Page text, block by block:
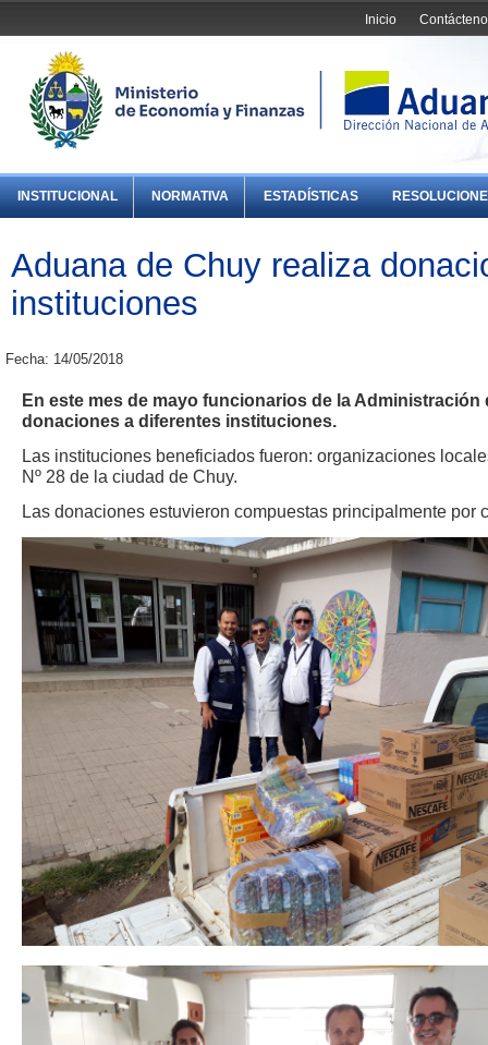
Inicio
INSTITUCIONAL NORMATIVA ESTADÍSTICAS
Aduana de Chuy realiza
instituciones
Fecha: 14/05/2018
En este mes de mayo funcionarios de la
donaciones a diferentes instituciones.
Las instituciones beneficiados fueron: organizaciones
Nº 28 de la ciudad de Chuy.
Las donaciones estuvieron compuestas principalmente por